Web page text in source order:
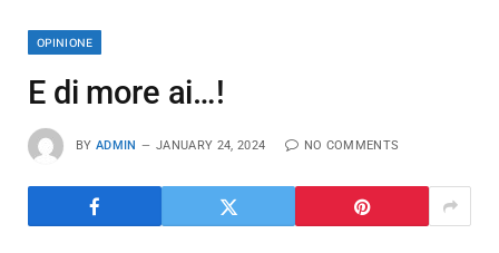
OPINIONE
E di more ai…!
BY ADMIN JANUARY 24, 2024 NO COMMENTS